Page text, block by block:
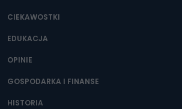
CIEKAWOSTKI
EDUKACJA
OPINIE
GOSPODARKA I FINANSE
HISTORIA